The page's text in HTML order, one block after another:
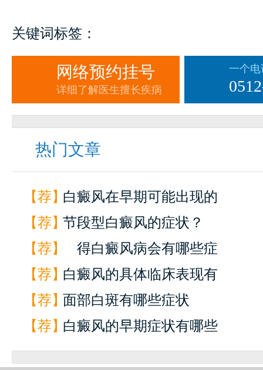
关键词标签：
网络预约挂号
详细了解医生擅长疾病
一个
热门文章
【荐】白癜风在早期可能出现的
【荐】节段型白癜风的症状？
【荐】
得白癜风病会有哪些症
【荐】白癜风的具体临床表现有
【荐】面部白斑有哪些症状
【荐】白癜风的早期症状有哪些